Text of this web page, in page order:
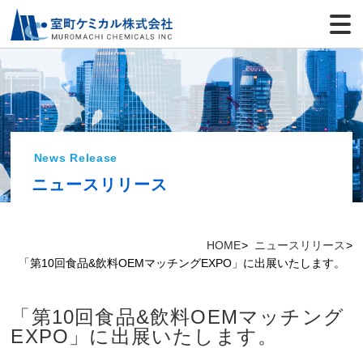
HOME
ニュースリリース
「第10回食品&飲料OEMマッチングEXPO」に出展いたします。
News Release
ニュースリリース
「第10回食品&飲料OEMマッチング
EXPO」に出展いたします。